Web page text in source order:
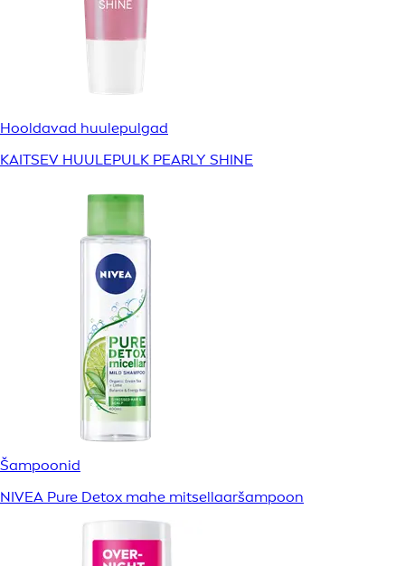
Hooldavad huulepulgad
KAITSEV HUULEPULK PEARLY SHINE
Šampoonid
NIVEA Pure Detox mahe mitsellaaršampoon